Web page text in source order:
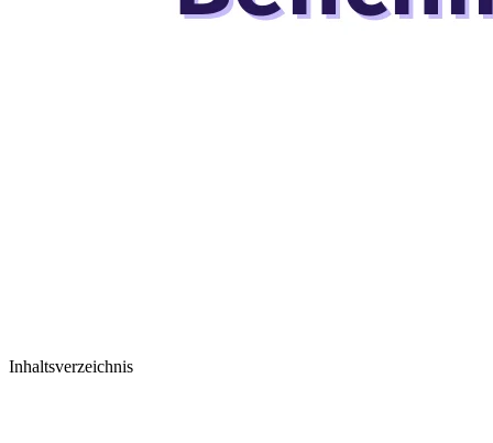
Inhaltsverzeichnis